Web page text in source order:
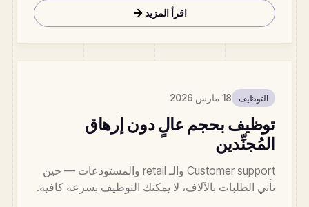
EEOC.
اقرأ المزيد
التوظيف 18 مارس 2026
توظيف بحجم عالٍ دون إرهاق
المُجنِّدين
Customer support والـ retail والمستودعات — حين
تأتي الطلبات بالآلاف، لا يمكنك التوظيف بسرعة كافية.